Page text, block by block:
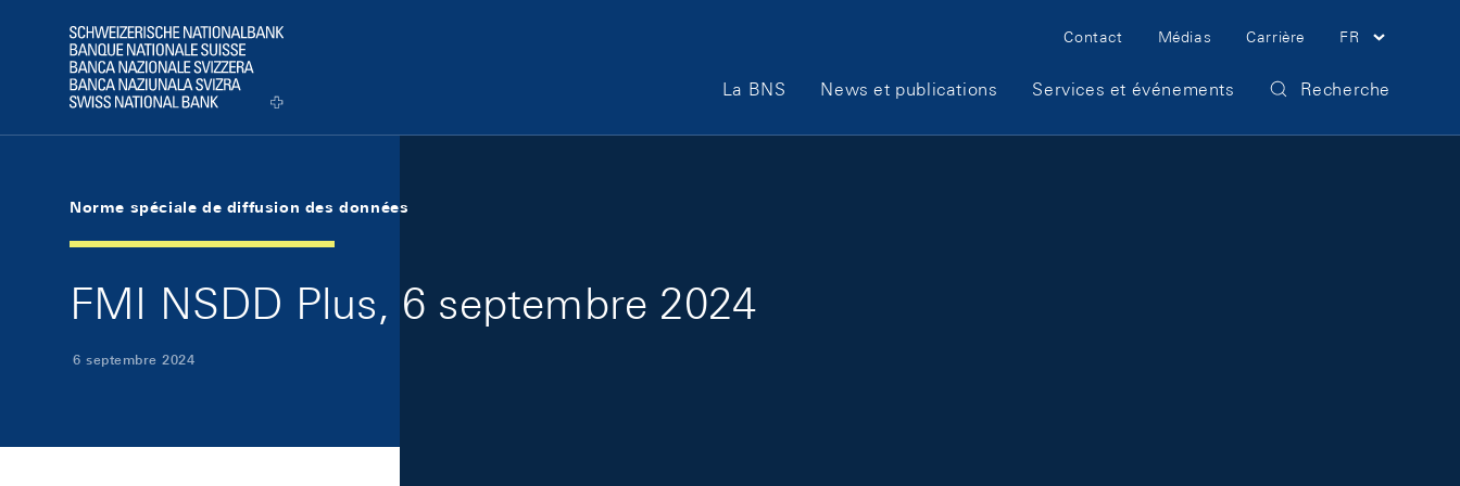
Logo
Meta Navigation
Contact Médias Carrière FR
Main Navigation
La BNS News et publications Services et événements Recherche
Norme spéciale de diffusion des données
FMI NSDD Plus, 6 septembre 2024
6 septembre 2024